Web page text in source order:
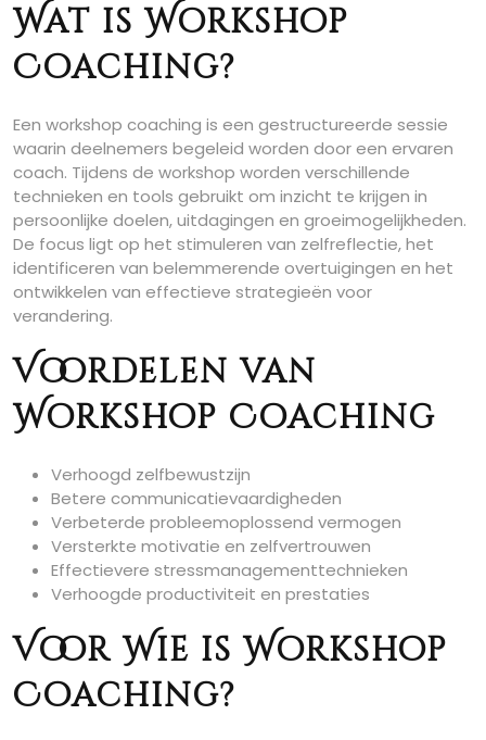
Wat is Workshop
Coaching?
Een workshop coaching is een gestructureerde sessie
waarin deelnemers begeleid worden door een ervaren
coach. Tijdens de workshop worden verschillende
technieken en tools gebruikt om inzicht te krijgen in
persoonlijke doelen, uitdagingen en groeimogelijkheden.
De focus ligt op het stimuleren van zelfreflectie, het
identificeren van belemmerende overtuigingen en het
ontwikkelen van effectieve strategieën voor
verandering.
Voordelen van
Workshop Coaching
Verhoogd zelfbewustzijn
Betere communicatievaardigheden
Verbeterde probleemoplossend vermogen
Versterkte motivatie en zelfvertrouwen
Effectievere stressmanagementtechnieken
Verhoogde productiviteit en prestaties
Voor Wie is Workshop
Coaching?